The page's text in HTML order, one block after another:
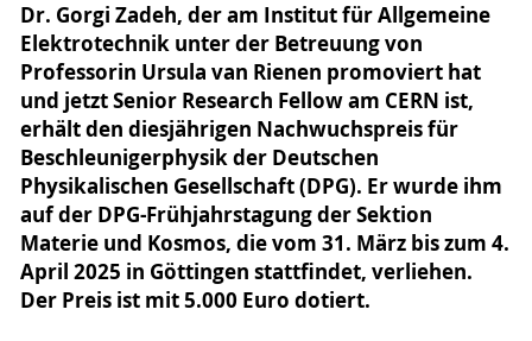
Dr. Gorgi Zadeh, der am Institut für Allgemeine
Elektrotechnik unter der Betreuung von
Professorin Ursula van Rienen promoviert hat
und jetzt Senior Research Fellow am CERN ist,
erhält den diesjährigen Nachwuchspreis für
Beschleunigerphysik der Deutschen
Physikalischen Gesellschaft (DPG). Er wurde ihm
auf der DPG-Frühjahrstagung der Sektion
Materie und Kosmos, die vom 31. März bis zum 4.
April 2025 in Göttingen stattfindet, verliehen.
Der Preis ist mit 5.000 Euro dotiert.